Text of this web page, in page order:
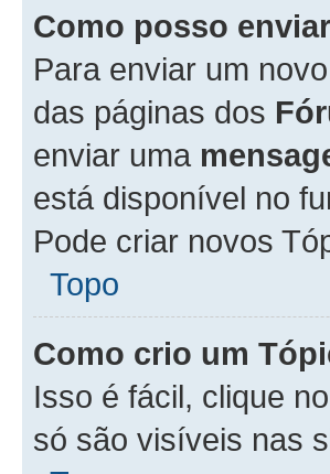
Como posso
Para enviar um novo
das páginas dos
enviar uma
está disponível no
Pode criar novos
Topo
Como crio um
Isso é fácil, clique
só são visíveis nas